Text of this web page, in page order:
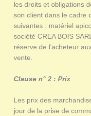
les droits et obligations
son client dans le cadre
suivantes : matériel
société CREA BOIS
réserve de l’acheteur
vente.
Clause n° 2 : Prix
Les prix des
jour de la prise de